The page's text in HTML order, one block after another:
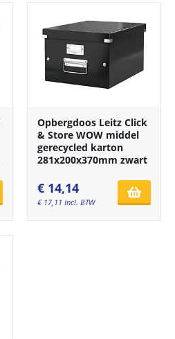
Opbergdoos Leitz Click
& Store WOW middel
gerecycled karton
281x200x370mm zwart
€ 14,14
€ 17,11 Incl. BTW